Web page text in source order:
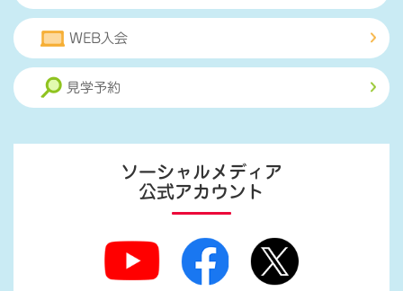
WEB入会
見学予約
ソーシャルメディア
公式アカウント